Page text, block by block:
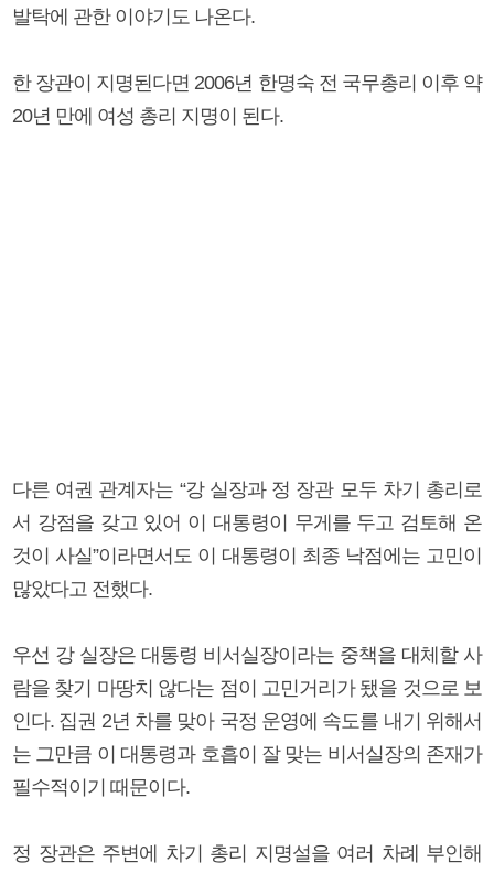
발탁에 관한 이야기도 나온다.
한 장관이 지명된다면 2006년 한명숙 전 국무총리 이후 약
20년 만에 여성 총리 지명이 된다.
다른 여권 관계자는 “강 실장과 정 장관 모두 차기 총리로
서 강점을 갖고 있어 이 대통령이 무게를 두고 검토해 온
것이 사실”이라면서도 이 대통령이 최종 낙점에는 고민이
많았다고 전했다.
우선 강 실장은 대통령 비서실장이라는 중책을 대체할 사
람을 찾기 마땅치 않다는 점이 고민거리가 됐을 것으로 보
인다. 집권 2년 차를 맞아 국정 운영에 속도를 내기 위해서
는 그만큼 이 대통령과 호흡이 잘 맞는 비서실장의 존재가
필수적이기 때문이다.
정 장관은 주변에 차기 총리 지명설을 여러 차례 부인해